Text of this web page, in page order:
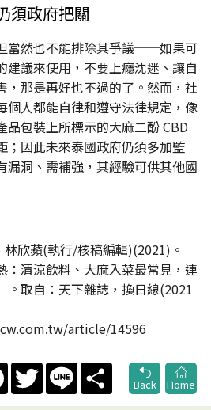
須政府把關
當然也不能排除其爭議──如果可
建議來使用，不要上癮沈迷、讓自
，那是再好也不過的了。然而，社
個人都能自律和遵守法律規定，像
品包裝上所標示的大麻二酚 CBD
；因此未來泰國政府仍須多加監
漏洞、需補強，其經驗可供其他國
欣蘋(執行/核稿編輯)(2021)。
：清涼飲料、大麻入菜最常見，連
。取自：天下雜誌，換日線(2021
article/14596
FacebookTwitter Line
Share
Back
Home